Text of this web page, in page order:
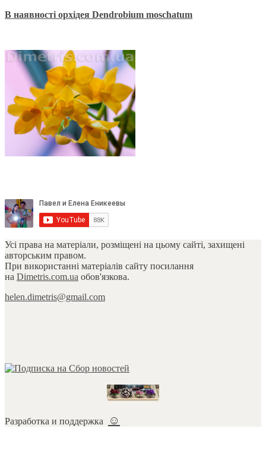
В наявності орхідея Dendrobium moschatum
Усі права на матеріали, розміщені на цьому сайті, захищені
авторським правом.
При використанні матеріалів сайту посилання
на Dimetris.com.ua обов'язкова.
helen.dimetris@gmail.com
Разработка и поддержка ☺